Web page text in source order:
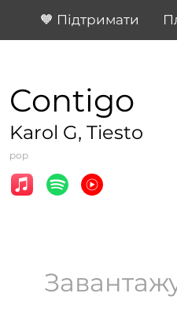
🧡 Підтримати
Contigo
Karol G, Tiesto
pop